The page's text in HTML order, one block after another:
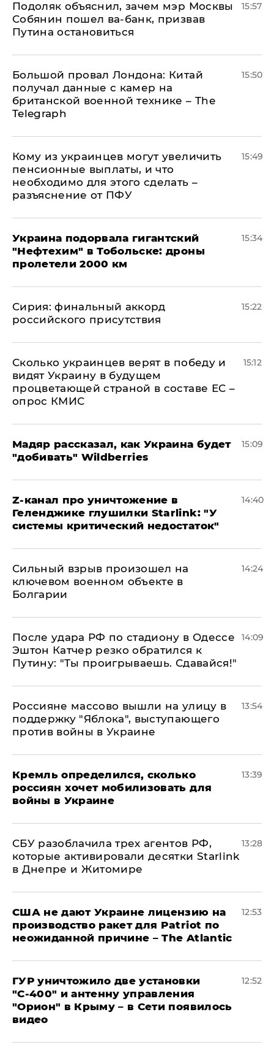
Подоляк объяснил, зачем мэр Москвы
Собянин пошел ва-банк, призвав
Путина остановиться
15:57
Большой провал Лондона: Китай
получал данные с камер на
британской военной технике – The
Telegraph
15:50
Кому из украинцев могут увеличить
пенсионные выплаты, и что
необходимо для этого сделать –
разъяснение от ПФУ
15:49
Украина подорвала гигантский
"Нефтехим" в Тобольске: дроны
пролетели 2000 км
15:34
​Сирия: финальный аккорд
российского присутствия
15:22
Сколько украинцев верят в победу и
видят Украину в будущем
процветающей страной в составе ЕС –
опрос КМИС
15:12
Мадяр рассказал, как Украина будет
"добивать" Wildberries
15:09
Z-канал про уничтожение в
Геленджике глушилки Starlink: "У
системы критический недостаток"
14:40
Сильный взрыв произошел на
ключевом военном объекте в
Болгарии
14:24
После удара РФ по стадиону в Одессе
Эштон Катчер резко обратился к
Путину: "Ты проигрываешь. Сдавайся!"
14:09
Россияне массово вышли на улицу в
поддержку "Яблока", выступающего
против войны в Украине
13:54
Кремль определился, сколько
россиян хочет мобилизовать для
войны в Украине
13:39
СБУ разоблачила трех агентов РФ,
которые активировали десятки Starlink
в Днепре и Житомире
13:28
США не дают Украине лицензию на
производство ракет для Patriot по
неожиданной причине – The Atlantic
12:53
ГУР уничтожило две установки
"С‑400" и антенну управления
"Орион" в Крыму – в Сети появилось
видео
12:52